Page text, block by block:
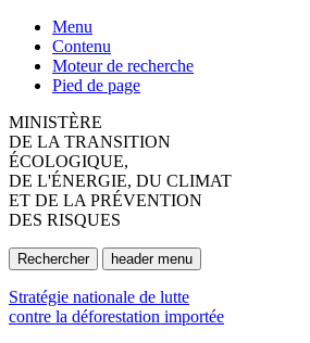
Menu
Contenu
Moteur de recherche
Pied de page
MINISTÈRE
DE LA TRANSITION
ÉCOLOGIQUE,
DE L'ÉNERGIE, DU CLIMAT
ET DE LA PRÉVENTION
DES RISQUES
Rechercher header menu
Stratégie nationale de lutte
contre la déforestation importée